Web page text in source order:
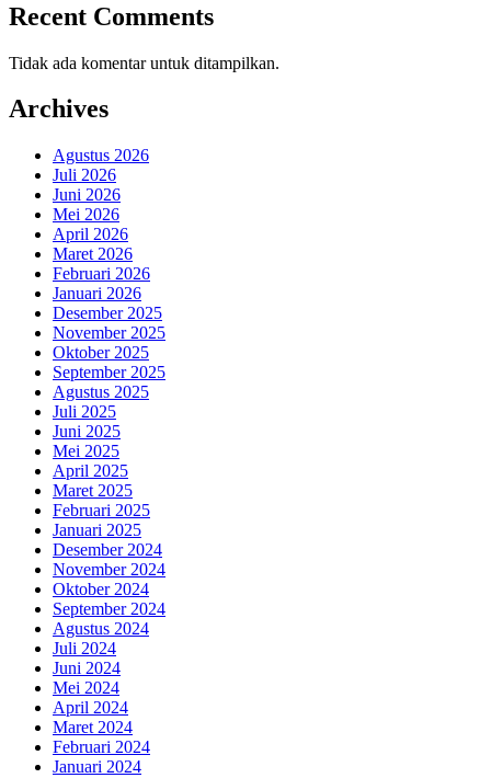
Recent Comments
Tidak ada komentar untuk ditampilkan.
Archives
Agustus 2026
Juli 2026
Juni 2026
Mei 2026
April 2026
Maret 2026
Februari 2026
Januari 2026
Desember 2025
November 2025
Oktober 2025
September 2025
Agustus 2025
Juli 2025
Juni 2025
Mei 2025
April 2025
Maret 2025
Februari 2025
Januari 2025
Desember 2024
November 2024
Oktober 2024
September 2024
Agustus 2024
Juli 2024
Juni 2024
Mei 2024
April 2024
Maret 2024
Februari 2024
Januari 2024